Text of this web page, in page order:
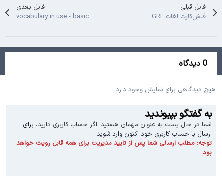
فایل قبلی
فلش‌کارت لغات GRE
فایل بعدی
vocabulary in use - basic
0 دیدگاه
هیچ دیدگاهی برای نمایش وجود دارد.
به گفتگو بپیوندید
شما در حال پست به عنوان مهمان هستید. اگر حساب کاربری دارید، برای
ارسال با حساب کاربری خود اکنون وارد شوید .
توجه: مطلب ارسالی شما پس از تایید مدیریت برای همه قابل رویت خواهد
بود.